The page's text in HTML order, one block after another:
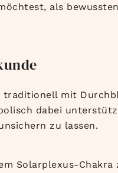
als
traditionell mit
dabei
zu lassen.
Solarplexus-